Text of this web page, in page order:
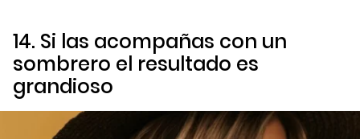
14. Si las acompañas con un
sombrero el resultado es
grandioso